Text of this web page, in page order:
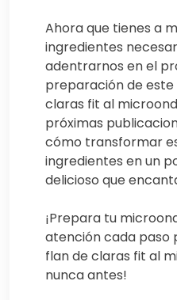
Ahora que tienes a
ingredientes
adentrarnos en el
preparación de este
claras fit al
próximas
cómo transformar
ingredientes en un
delicioso que
¡Prepara tu
atención cada paso
flan de claras fit al
nunca antes!